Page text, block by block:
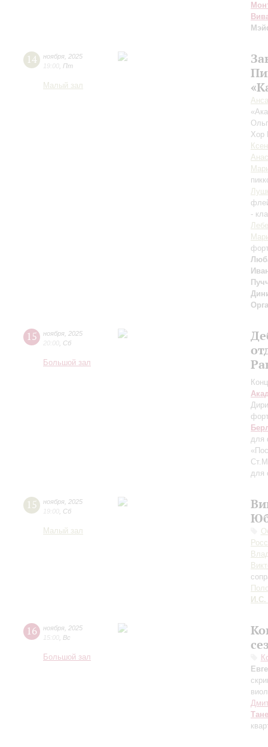
14 ноября 2025
19:00 Пт
Малый зал
Хор
-
15 ноября 2025
20:00 Сб
Большой зал
для
для
15 ноября 2025
19:00 Сб
Малый зал
И.С.
16 ноября 2025
15:00 Вс
Большой зал